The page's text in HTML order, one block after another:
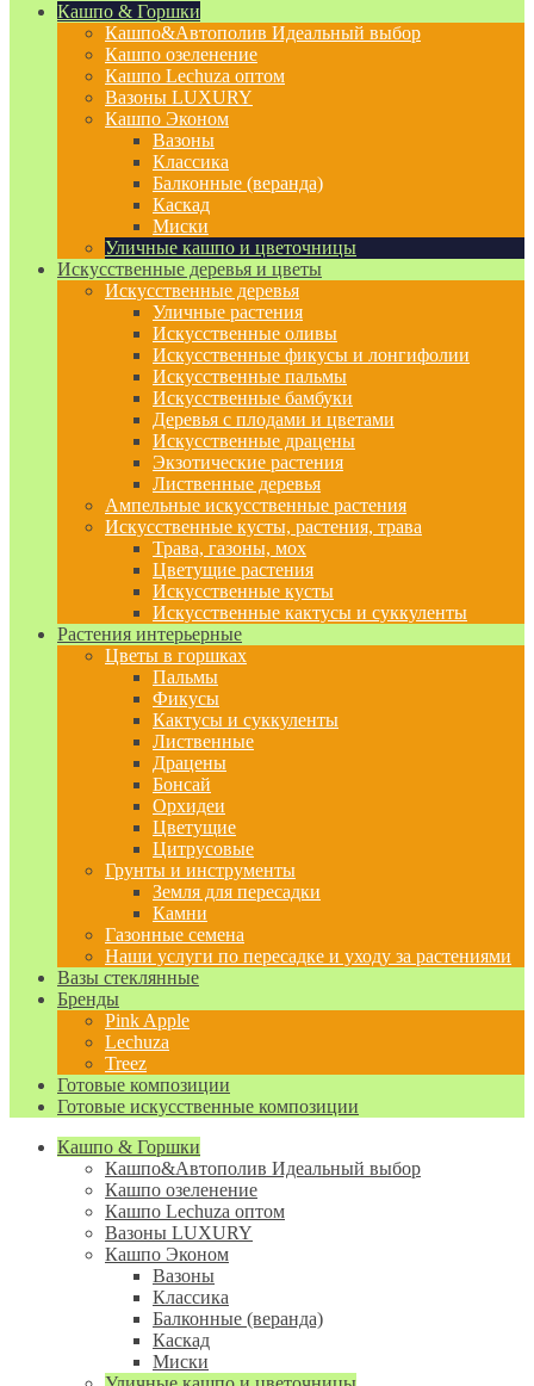
Кашпо & Горшки
Кашпо&Автополив Идеальный выбор
Кашпо озеленение
Кашпо Lechuza оптом
Вазоны LUXURY
Кашпо Эконом
Вазоны
Классика
Балконные (веранда)
Каскад
Миски
Уличные кашпо и цветочницы
Искусственные деревья и цветы
Искусственные деревья
Уличные растения
Искусственные оливы
Искусственные фикусы и лонгифолии
Искусственные пальмы
Искусственные бамбуки
Деревья с плодами и цветами
Искусственные драцены
Экзотические растения
Лиственные деревья
Ампельные искусственные растения
Искусственные кусты, растения, трава
Трава, газоны, мох
Цветущие растения
Искусственные кусты
Искусственные кактусы и суккуленты
Растения интерьерные
Цветы в горшках
Пальмы
Фикусы
Кактусы и суккуленты
Лиственные
Драцены
Бонсай
Орхидеи
Цветущие
Цитрусовые
Грунты и инструменты
Земля для пересадки
Камни
Газонные семена
Наши услуги по пересадке и уходу за растениями
Вазы стеклянные
Бренды
Pink Apple
Lechuza
Treez
Готовые композиции
Готовые искусственные композиции
Кашпо & Горшки
Кашпо&Автополив Идеальный выбор
Кашпо озеленение
Кашпо Lechuza оптом
Вазоны LUXURY
Кашпо Эконом
Вазоны
Классика
Балконные (веранда)
Каскад
Миски